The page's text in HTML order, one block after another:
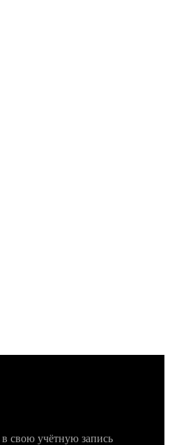
свою учётную запись